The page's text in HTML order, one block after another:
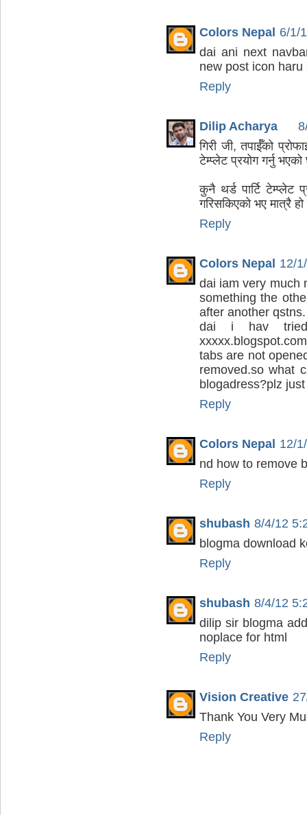
Colors Nepal 6/1/
dai ani next
new post icon
Reply
Dilip Acharya
गिरी जी, तपाईँको
टेम्प्लेट प्रयोग गर्नु
कुनै थर्ड पार्टि टेम्प्लेट
गरिसकिएको भए मात्रै
Reply
Colors Nepal 12/
dai iam very much
something the
after another qstns.
dai i hav tried
tabs are not
removed.so what
blogadress?plz
Reply
Colors Nepal 12/
nd how to remove
Reply
shubash 8/4/12
blogma download
Reply
shubash 8/4/12
dilip sir blogma
noplace for html
Reply
Vision Creative
Thank You Very
Reply